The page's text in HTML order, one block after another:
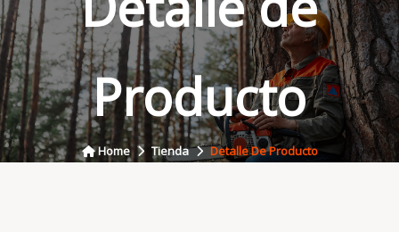
Producto
Home Tienda Detalle De Producto